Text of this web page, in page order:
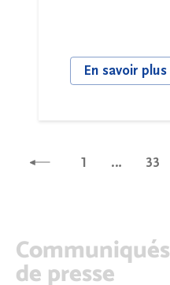
En savoir plus
1 … 33
Communiqués
de presse